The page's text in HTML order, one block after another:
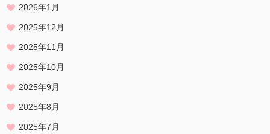
2026年1月
2025年12月
2025年11月
2025年10月
2025年9月
2025年8月
2025年7月